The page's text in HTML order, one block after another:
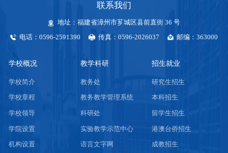
联系我们
地址：福建省漳州市芗城区县前直街 36 号
电话：0596-2591390 传真：0596-2026037 邮编：363000
学校概况
学校简介
学校章程
学校领导
学院设置
机构设置
教学科研
教务处
教务教学管理系统
科研处
实验教学示范中心
语言文字网
招生就业
研究生招生
本科招生
留学生招生
港澳台侨招生
成教招生